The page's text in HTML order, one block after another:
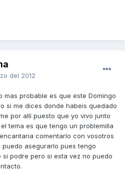
del 2012
mas probable es que este Domingo
si me dices donde habeis quedado
por allí puesto que yo vivo junto
tema es que tengo un problemilla
comentarlo con vosotros
asegurarlo pues tengo
podre pero si esta vez no puedo